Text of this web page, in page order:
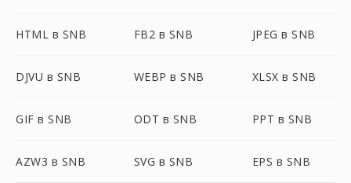
HTML в SNB FB2 в SNB JPEG в SNB
DJVU в SNB WEBP в SNB XLSX в SNB
GIF в SNB ODT в SNB PPT в SNB
AZW3 в SNB SVG в SNB EPS в SNB